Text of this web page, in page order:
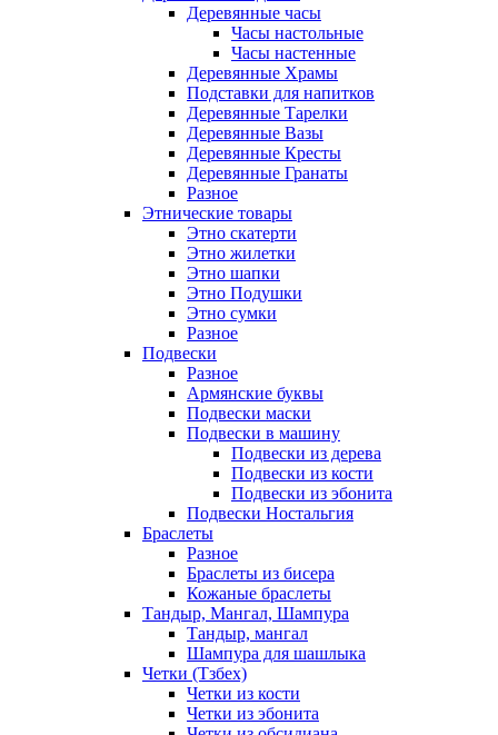
Деревянные часы
Часы настольные
Часы настенные
Деревянные Храмы
Подставки для напитков
Деревянные Тарелки
Деревянные Вазы
Деревянные Кресты
Деревянные Гранаты
Разное
Этнические товары
Этно скатерти
Этно жилетки
Этно шапки
Этно Подушки
Этно сумки
Разное
Подвески
Разное
Армянские буквы
Подвески маски
Подвески в машину
Подвески из дерева
Подвески из кости
Подвески из эбонита
Подвески Ностальгия
Браслеты
Разное
Браслеты из бисера
Кожаные браслеты
Тандыр, Мангал, Шампура
Тандыр, мангал
Шампура для шашлыка
Четки (Тзбех)
Четки из кости
Четки из эбонита